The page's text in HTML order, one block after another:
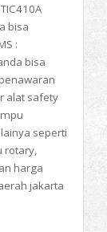
bisa
:
bisa
alat safety
seperti
rotary,
harga
jakarta